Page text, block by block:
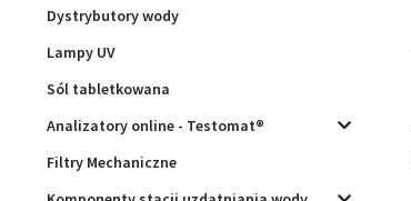
Dystrybutory wody
Lampy UV
Sól tabletkowana
Analizatory online - Testomat®
Filtry Mechaniczne